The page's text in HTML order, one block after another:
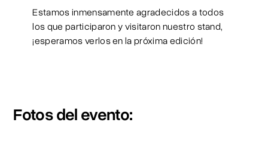
Estamos inmensamente agradecidos a todos
los que participaron y visitaron nuestro stand,
¡esperamos verlos en la próxima edición!
Fotos del evento: